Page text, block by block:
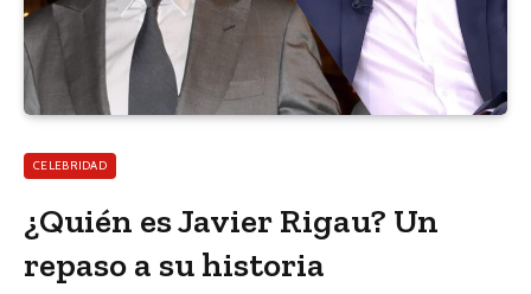
CELEBRIDAD
¿Quién es Javier Rigau? Un
repaso a su historia